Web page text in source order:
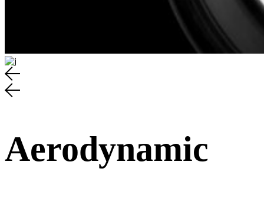
Aerodynamic